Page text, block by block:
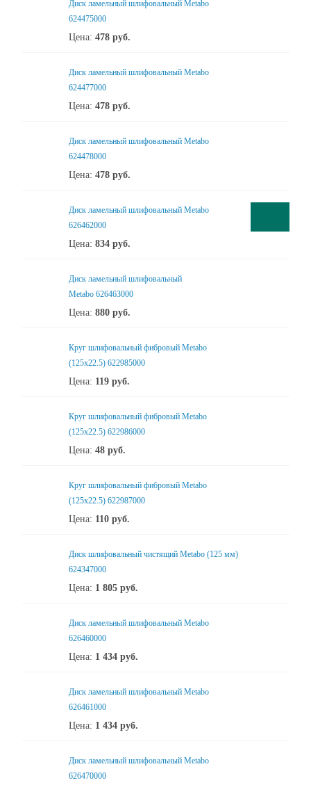
Диск ламельный шлифовальный Metabo
624475000
Цена: 478 руб.
Диск ламельный шлифовальный Metabo
624477000
Цена: 478 руб.
Диск ламельный шлифовальный Metabo
624478000
Цена: 478 руб.
Диск ламельный шлифовальный Metabo
626462000
Цена: 834 руб.
Диск ламельный шлифовальный
Metabo 626463000
Цена: 880 руб.
Круг шлифовальный фибровый Metabo
(125х22.5) 622985000
Цена: 119 руб.
Круг шлифовальный фибровый Metabo
(125х22.5) 622986000
Цена: 48 руб.
Круг шлифовальный фибровый Metabo
(125х22.5) 622987000
Цена: 110 руб.
Диск шлифовальный чистящий Metabo (125 мм)
624347000
Цена: 1 805 руб.
Диск ламельный шлифовальный Metabo
626460000
Цена: 1 434 руб.
Диск ламельный шлифовальный Metabo
626461000
Цена: 1 434 руб.
Диск ламельный шлифовальный Metabo
626470000